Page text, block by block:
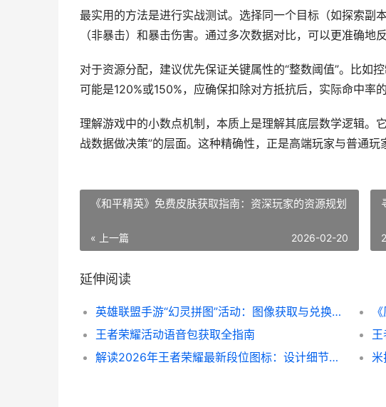
最实用的方法是进行实战测试。选择同一个目标（如探索副
（非暴击）和暴击伤害。通过多次数据对比，可以更准确地
对于资源分配，建议优先保证关键属性的“整数阈值”。比如
可能是120%或150%，应确保扣除对方抵抗后，实际命中率
理解游戏中的小数点机制，本质上是理解其底层数学逻辑。
战数据做决策”的层面。这种精确性，正是高端玩家与普通玩
《和平精英》免费皮肤获取指南：资深玩家的资源规划
« 上一篇 2026-02-20
延伸阅读
英雄联盟手游“幻灵拼图”活动：图像获取与兑换全解析
王者荣耀活动语音包获取全指南
解读2026年王者荣耀最新段位图标：设计细节与实战意义